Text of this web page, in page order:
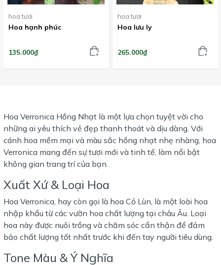
hoa tươi
Hoa hạnh phúc
135.000₫
hoa tươi
Hoa lưu ly
265.000₫
Hoa Verronica Hồng Nhạt là một lựa chọn tuyệt vời cho
những ai yêu thích vẻ đẹp thanh thoát và dịu dàng. Với
cánh hoa mềm mại và màu sắc hồng nhạt nhẹ nhàng, hoa
Verronica mang đến sự tươi mới và tinh tế, làm nổi bật
không gian trang trí của bạn.
Xuất Xứ & Loại Hoa
Hoa Verronica, hay còn gọi là hoa Cỏ Lùn, là một loài hoa
nhập khẩu từ các vườn hoa chất lượng tại châu Âu. Loại
hoa này được nuôi trồng và chăm sóc cẩn thận để đảm
bảo chất lượng tốt nhất trước khi đến tay người tiêu dùng.
Tone Màu & Ý Nghĩa